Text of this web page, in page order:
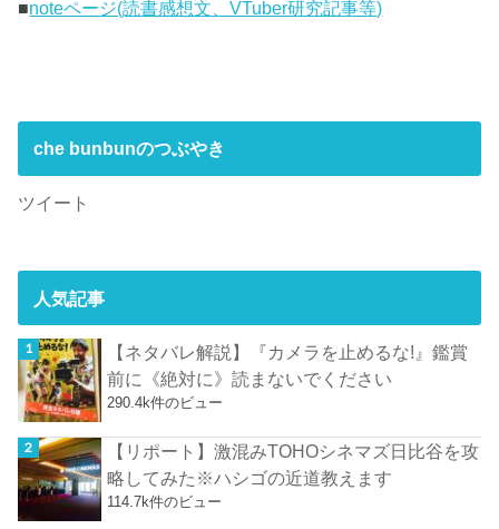
■noteページ(読書感想文、VTuber研究記事等)
che bunbunのつぶやき
ツイート
人気記事
【ネタバレ解説】『カメラを止めるな!』鑑賞
前に《絶対に》読まないでください
290.4k件のビュー
【リポート】激混みTOHOシネマズ日比谷を攻
略してみた※ハシゴの近道教えます
114.7k件のビュー